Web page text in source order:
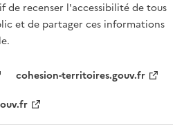
de recenser l'accessibilité de tous
et de partager ces informations
cohesion-territoires.gouv.fr